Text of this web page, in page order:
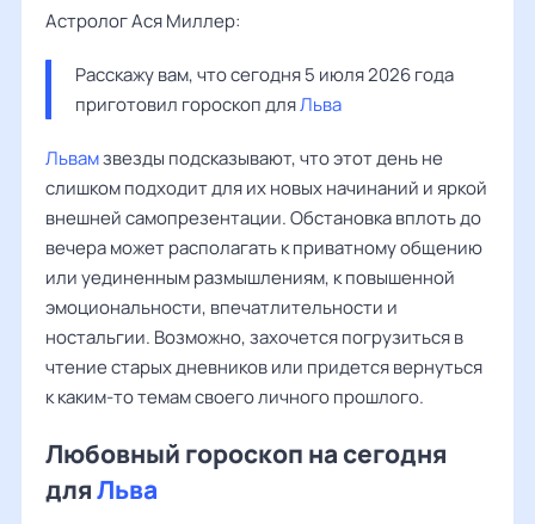
Астролог Ася Миллер:
Расскажу вам, что сегодня 5 июля 2026 года
приготовил гороскоп для Льва
Львамзвезды подсказывают, что этот день не
слишком подходит для их новых начинаний и яркой
внешней самопрезентации. Обстановка вплоть до
вечера может располагать к приватному общению
или уединенным размышлениям, к повышенной
эмоциональности, впечатлительности и
ностальгии. Возможно, захочется погрузиться в
чтение старых дневников или придется вернуться
к каким-то темам своего личного прошлого.
Любовный гороскоп на сегодня
дляЛьва